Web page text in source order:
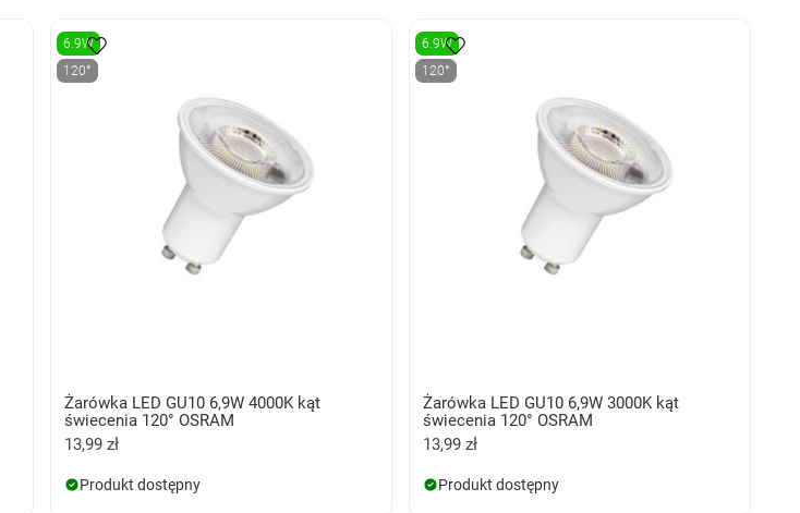
6.9W
120°
Żarówka LED GU10 6,9W 4000K kąt
świecenia 120° OSRAM
13,99 zł
Produkt dostępny
6.9W
120°
Żarówka LED GU10 6,9W 3000K kąt
świecenia 120° OSRAM
13,99 zł
Produkt dostępny